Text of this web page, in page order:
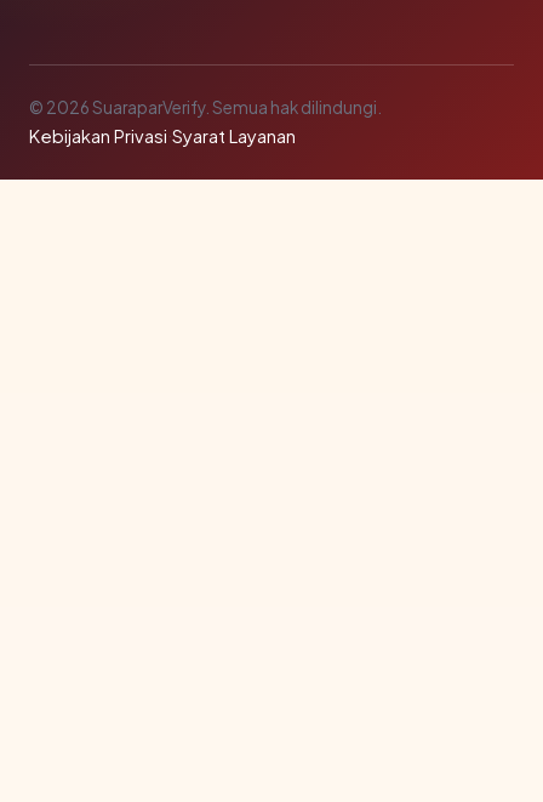
© 2026 SuaraparVerify. Semua hak dilindungi.
Kebijakan Privasi·Syarat Layanan